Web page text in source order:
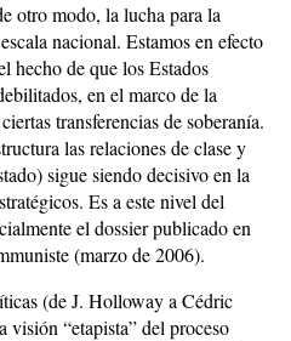
otro modo, la lucha para la
nacional. Estamos en efecto
hecho de que los Estados
en el marco de la
transferencias de soberanía.
las relaciones de clase y
sigue siendo decisivo en la
Es a este nivel del
el dossier publicado en
(marzo de 2006).
(de J. Holloway a Cédric
visión “etapista” del proceso